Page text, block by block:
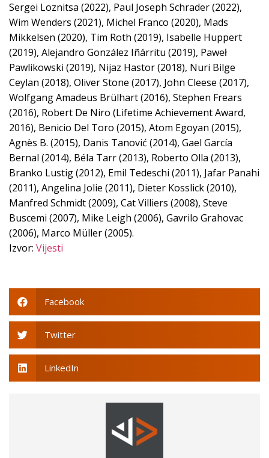
Sergei Loznitsa (2022), Paul Joseph Schrader (2022),
Wim Wenders (2021), Michel Franco (2020), Mads
Mikkelsen (2020), Tim Roth (2019), Isabelle Huppert
(2019), Alejandro González Iñárritu (2019), Paweł
Pawlikowski (2019), Nijaz Hastor (2018), Nuri Bilge
Ceylan (2018), Oliver Stone (2017), John Cleese (2017),
Wolfgang Amadeus Brülhart (2016), Stephen Frears
(2016), Robert De Niro (Lifetime Achievement Award,
2016), Benicio Del Toro (2015), Atom Egoyan (2015),
Agnès B. (2015), Danis Tanović (2014), Gael García
Bernal (2014), Béla Tarr (2013), Roberto Olla (2013),
Branko Lustig (2012), Emil Tedeschi (2011), Jafar Panahi
(2011), Angelina Jolie (2011), Dieter Kosslick (2010),
Manfred Schmidt (2009), Cat Villiers (2008), Steve
Buscemi (2007), Mike Leigh (2006), Gavrilo Grahovac
(2006), Marco Müller (2005).
Izvor: Vijesti
Facebook
Twitter
LinkedIn